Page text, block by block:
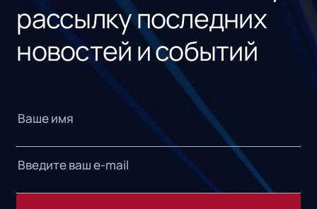
рассылку последних
новостей и событий